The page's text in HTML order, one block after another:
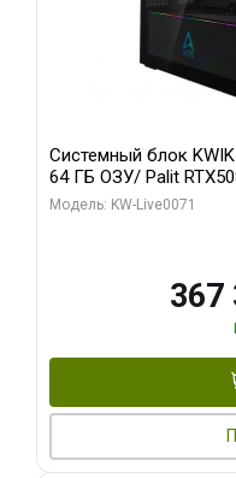
Системный блок KWIK
64 ГБ ОЗУ/ Palit
GDDR7 256bit 3xDP
Модель: KW-Live0071
367